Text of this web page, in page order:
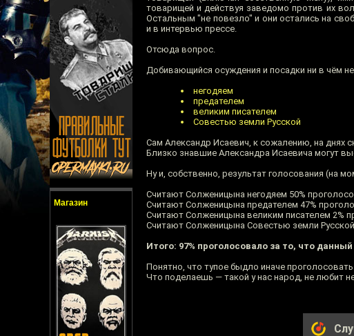
Магазин
товарищей и действуя заведомо против их
Остальным "не повезло" и они остались на
и в интервью прессе.
Отсюда вопрос.
Добивающийся осуждения и посадки ни в чём
негодяем
предателем
великим писателем
Совестью земли Русской
Сам Александр Исаевич, к сожалению, на днях
Близко знавшие Александра Исаевича могут
Ну и, собственно, результат голосования (на
Считают Солженицына негодяем 50%
Считают Солженицына предателем 47%
Считают Солженицына великим писателем 2%
Считают Солженицына Совестью земли
Итого: 97% проголосовало за то, что
Понятно, что тупое быдло иначе
Что поделаешь — такой у нас народ, не любит